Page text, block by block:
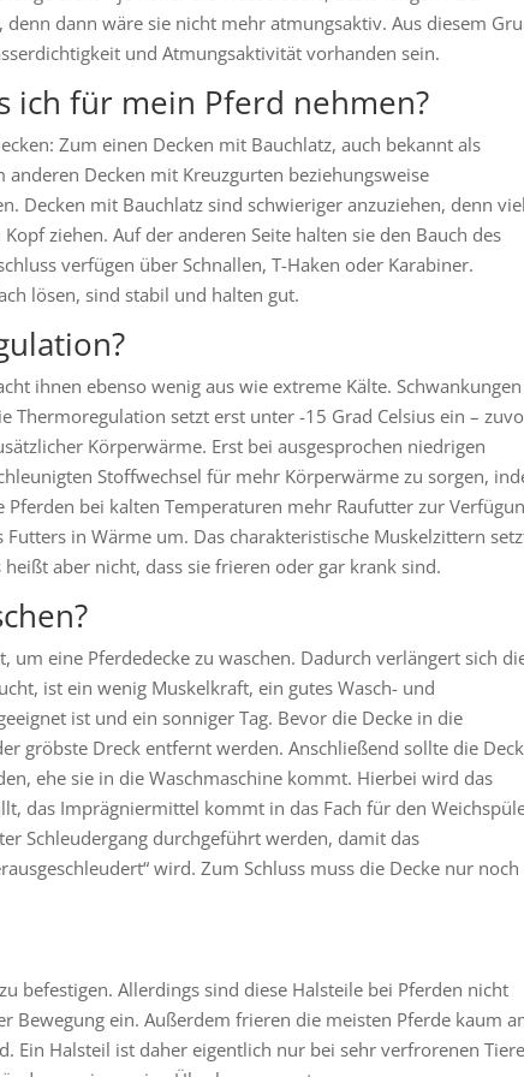
dann wäre sie nicht mehr atmungsaktiv. Aus diesem
und Atmungsaktivität vorhanden sein.
ich für mein Pferd nehmen?
Zum einen Decken mit Bauchlatz, auch bekannt als
Decken mit Kreuzgurten beziehungsweise
Decken mit Bauchlatz sind schwieriger anzuziehen, denn
ziehen. Auf der anderen Seite halten sie den Bauch des
verfügen über Schnallen, T-Haken oder Karabiner.
lösen, sind stabil und halten gut.
ihnen ebenso wenig aus wie extreme Kälte. Schwankungen
Thermoregulation setzt erst unter -15 Grad Celsius ein –
Körperwärme. Erst bei ausgesprochen niedrigen
Stoffwechsel für mehr Körperwärme zu sorgen,
bei kalten Temperaturen mehr Raufutter zur
in Wärme um. Das charakteristische Muskelzittern
aber nicht, dass sie frieren oder gar krank sind.
um eine Pferdedecke zu waschen. Dadurch verlängert sich
ist ein wenig Muskelkraft, ein gutes Wasch- und
ist und ein sonniger Tag. Bevor die Decke in die
gröbste Dreck entfernt werden. Anschließend sollte die
ehe sie in die Waschmaschine kommt. Hierbei wird das
das Imprägniermittel kommt in das Fach für den
Schleudergang durchgeführt werden, damit das
wird. Zum Schluss muss die Decke nur noch
befestigen. Allerdings sind diese Halsteile bei Pferden nicht
Bewegung ein. Außerdem frieren die meisten Pferde kaum
Ein Halsteil ist daher eigentlich nur bei sehr verfrorenen